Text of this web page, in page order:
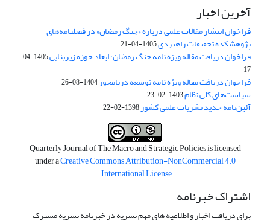
آخرین اخبار
فراخوان انتشار مقالات علمی درباره «جنگ رمضان» در فصلنامه‌های
پژوهشکده تحقیقات راهبردی1405-04-21
فراخوان دریافت مقاله ویژه نامه جنگ رمضان؛ ابعاد حوزه زیربنایی
1405-04-
17
فراخوان دریافت مقاله ویژه نامه توسعه دریامحور1404-08-26
سیاست‌های کلی نظام1403-02-23
آئین‌نامه جدید نشریات علمی کشور1398-02-22
Quarterly Journal of The Macro and Strategic Policies is licensed
under aCreative Commons Attribution-NonCommercial 4.0
International License
.
اشتراک خبرنامه
برای دریافت اخبار و اطلاعیه های مهم نشریه در خبرنامه نشریه مشترک